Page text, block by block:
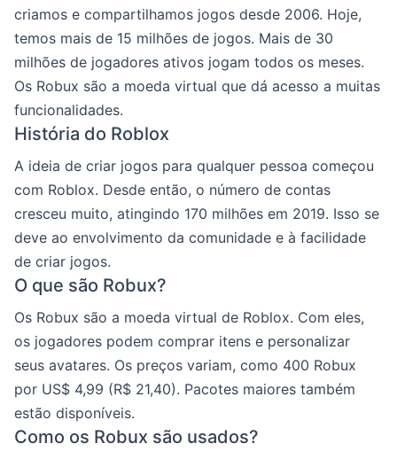
criamos e compartilhamos jogos desde 2006. Hoje,
temos mais de 15 milhões de jogos. Mais de 30
milhões de jogadores ativos jogam todos os meses.
Os Robux são a moeda virtual que dá acesso a muitas
funcionalidades.
História do Roblox
A ideia de criar jogos para qualquer pessoa começou
com Roblox. Desde então, o número de contas
cresceu muito, atingindo 170 milhões em 2019. Isso se
deve ao envolvimento da comunidade e à facilidade
de criar jogos.
O que são Robux?
Os Robux são a moeda virtual de Roblox. Com eles,
os jogadores podem comprar itens e personalizar
seus avatares. Os preços variam, como 400 Robux
por US$ 4,99 (R$ 21,40). Pacotes maiores também
estão disponíveis.
Como os Robux são usados?